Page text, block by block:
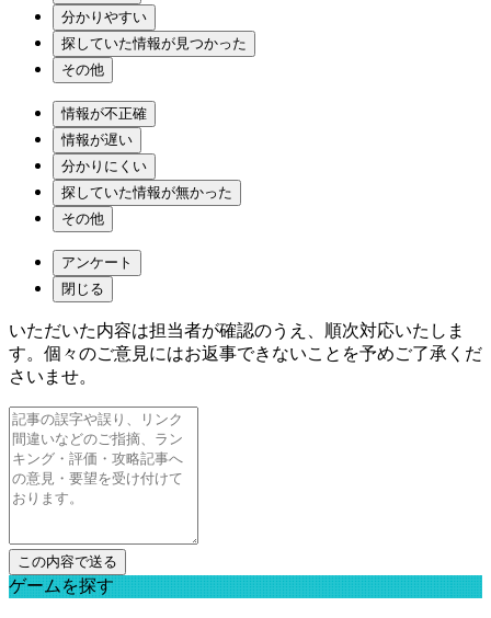
分かりやすい
探していた情報が見つかった
その他
情報が不正確
情報が遅い
分かりにくい
探していた情報が無かった
その他
アンケート
閉じる
いただいた内容は担当者が確認のうえ、順次対応いたしま
す。個々のご意見にはお返事できないことを予めご了承くだ
さいませ。
ゲームを探す